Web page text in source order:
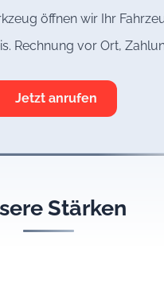
öffnen wir Ihr
Rechnung vor Ort,
Jetzt anrufen
Stärken